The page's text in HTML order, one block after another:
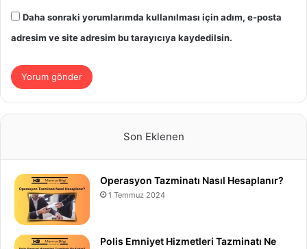
Daha sonraki yorumlarımda kullanılması için adım, e-posta
adresim ve site adresim bu tarayıcıya kaydedilsin.
Son Eklenen
Operasyon Tazminatı Nasıl Hesaplanır?
1 Temmuz 2024
Polis Emniyet Hizmetleri Tazminatı Ne